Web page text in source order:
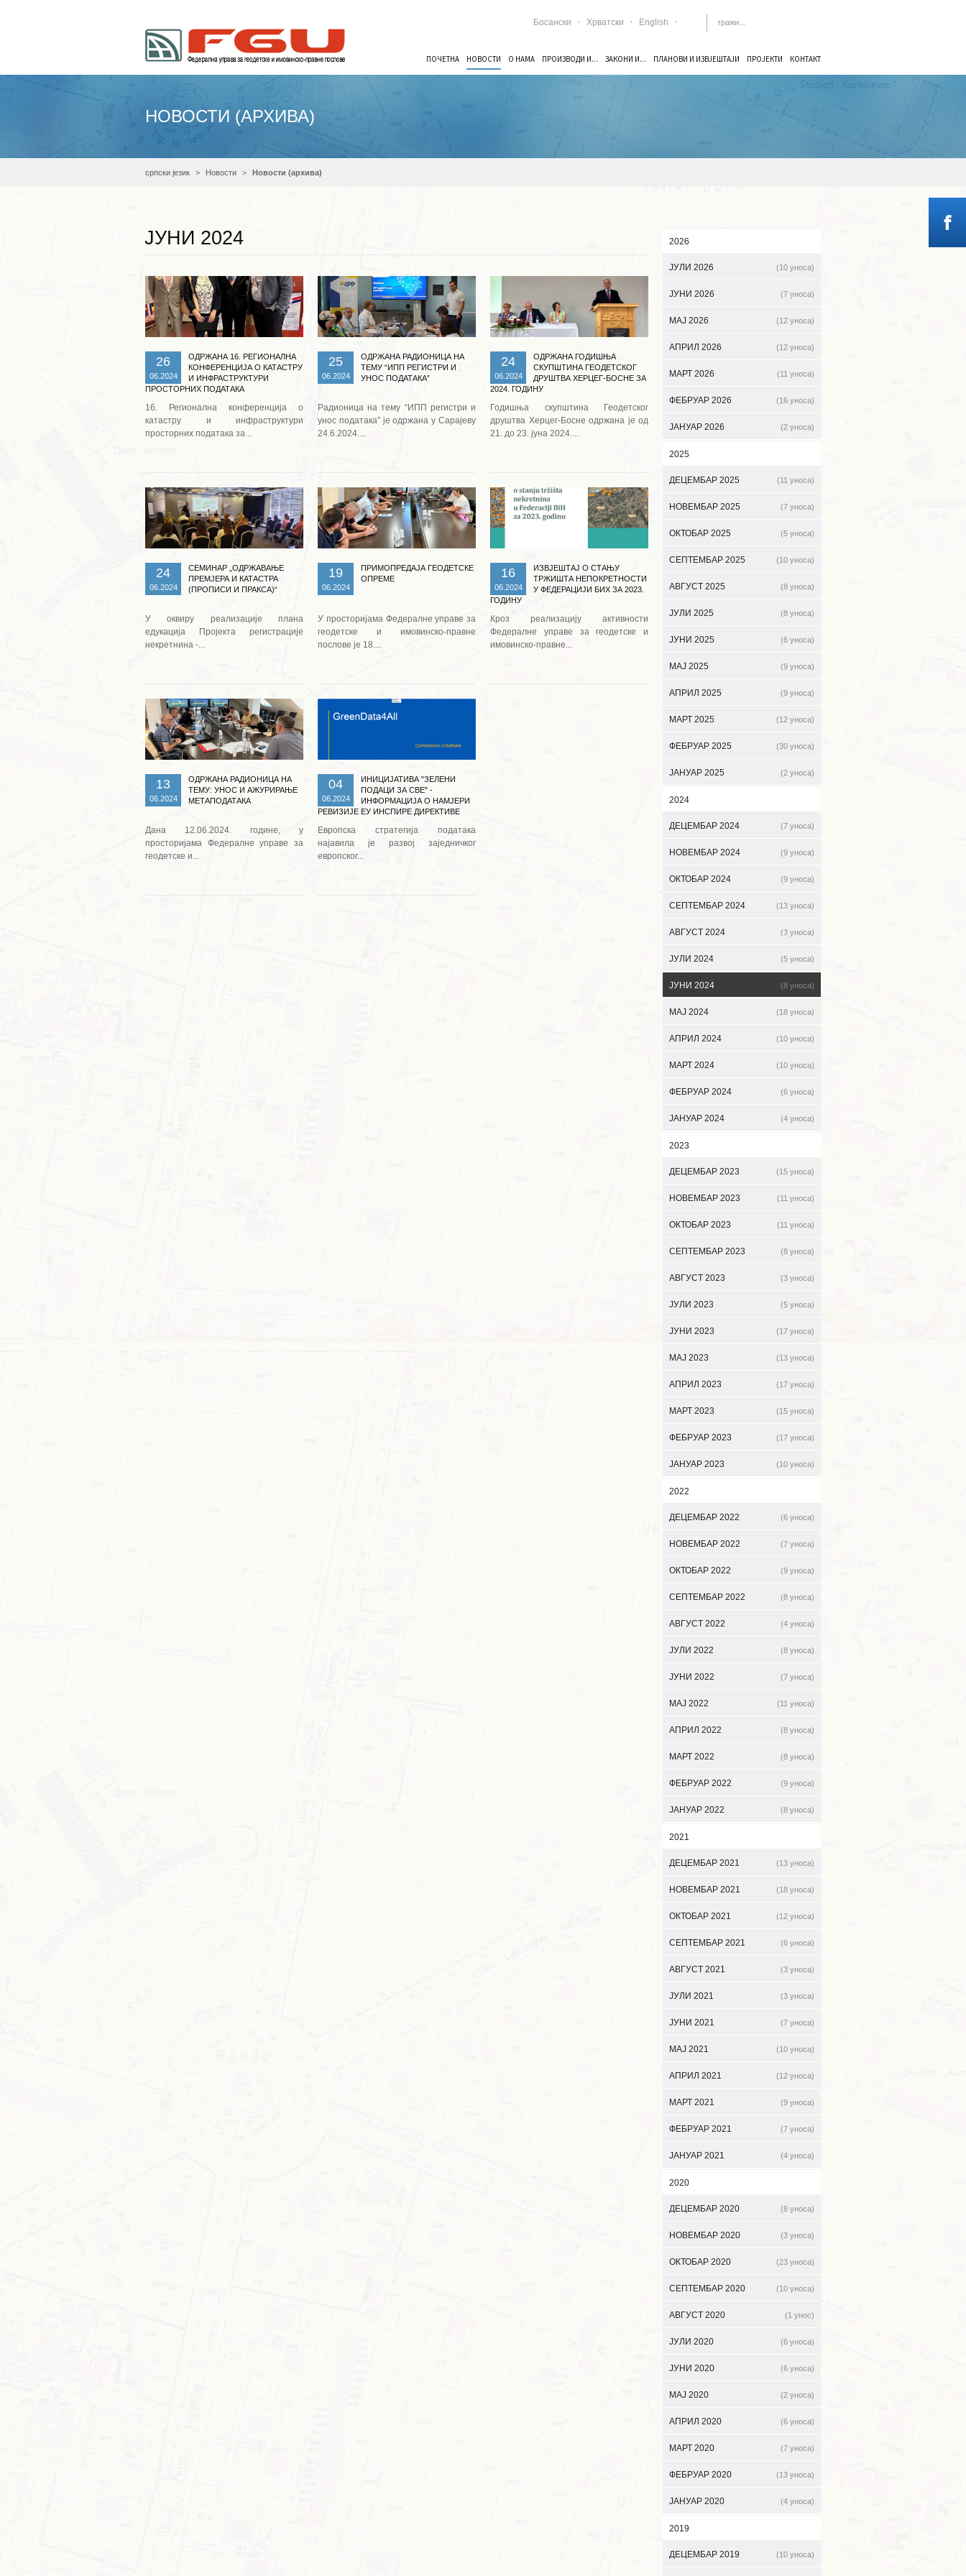
Босански Хрватски English
ПОЧЕТНА НОВОСТИ О НАМА ПРОИЗВОДИ И... ЗАКОНИ И... ПЛАНОВИ И ИЗВЈЕШТАЈИ ПРОЈЕКТИ КОНТАКТ
НОВОСТИ (АРХИВА)
српски језик Новости Новости (архива)
ЈУНИ 2024
26
06.2024
ОДРЖАНА 16. РЕГИОНАЛНА
КОНФЕРЕНЦИЈА О КАТАСТРУ
И ИНФРАСТРУКТУРИ
ПРОСТОРНИХ ПОДАТАКА
16. Регионална конференција о
катастру и инфраструктури
просторних података за...
Опширније ...
25
06.2024
ОДРЖАНА РАДИОНИЦА НА
ТЕМУ “ИПП РЕГИСТРИ И
УНОС ПОДАТАКА”
Радионица на тему “ИПП регистри и
унос података” је одржана у Сарајеву
24.6.2024....
Опширније ...
24
06.2024
ОДРЖАНА ГОДИШЊА
СКУПШТИНА ГЕОДЕТСКОГ
ДРУШТВА ХЕРЦЕГ-БОСНЕ ЗА
2024. ГОДИНУ
Годишња скупштина Геодетског
друштва Херцег-Босне одржана је од
21. до 23. јуна 2024....
24
06.2024
СЕМИНАР „ОДРЖАВАЊЕ
ПРЕМЈЕРА И КАТАСТРА
(ПРОПИСИ И ПРАКСА)“
У оквиру реализације плана
едукација Пројекта регистрације
некретнина -...
19
06.2024
ПРИМОПРЕДАЈА ГЕОДЕТСКЕ
ОПРЕМЕ
У просторијама Федералне управе за
геодетске и имовинско-правне
послове је 18....
16
06.2024
ИЗВЈЕШТАЈ О СТАЊУ
ТРЖИШТА НЕПОКРЕТНОСТИ
У ФЕДЕРАЦИЈИ БИХ ЗА 2023.
ГОДИНУ
Кроз реализацију активности
Федералне управе за геодетске и
имовинско-правне...
13
06.2024
ОДРЖАНА РАДИОНИЦА НА
ТЕМУ: УНОС И АЖУРИРАЊЕ
МЕТАПОДАТАКА
Дана 12.06.2024. године, у
просторијама Федералне управе за
геодетске и...
04
06.2024
ИНИЦИЈАТИВА "ЗЕЛЕНИ
ПОДАЦИ ЗА СВЕ" -
ИНФОРМАЦИЈА О НАМЈЕРИ
РЕВИЗИЈЕ ЕУ ИНСПИРЕ ДИРЕКТИВЕ
Европска стратегија података
најавила је развој заједничког
европског...
2026
ЈУЛИ 2026 (10 уноса)
ЈУНИ 2026 (7 уноса)
МАЈ 2026 (12 уноса)
АПРИЛ 2026 (12 уноса)
МАРТ 2026 (11 уноса)
ФЕБРУАР 2026 (16 уноса)
ЈАНУАР 2026 (2 уноса)
2025
ДЕЦЕМБАР 2025 (11 уноса)
НОВЕМБАР 2025 (7 уноса)
ОКТОБАР 2025 (5 уноса)
СЕПТЕМБАР 2025 (10 уноса)
АВГУСТ 2025 (8 уноса)
ЈУЛИ 2025 (8 уноса)
ЈУНИ 2025 (6 уноса)
МАЈ 2025 (9 уноса)
АПРИЛ 2025 (9 уноса)
МАРТ 2025 (12 уноса)
ФЕБРУАР 2025 (30 уноса)
ЈАНУАР 2025 (2 уноса)
2024
ДЕЦЕМБАР 2024 (7 уноса)
НОВЕМБАР 2024 (9 уноса)
ОКТОБАР 2024 (9 уноса)
СЕПТЕМБАР 2024 (13 уноса)
АВГУСТ 2024 (3 уноса)
ЈУЛИ 2024 (5 уноса)
ЈУНИ 2024 (8 уноса)
МАЈ 2024 (18 уноса)
АПРИЛ 2024 (10 уноса)
МАРТ 2024 (10 уноса)
ФЕБРУАР 2024 (6 уноса)
ЈАНУАР 2024 (4 уноса)
2023
ДЕЦЕМБАР 2023 (15 уноса)
НОВЕМБАР 2023 (11 уноса)
ОКТОБАР 2023 (11 уноса)
СЕПТЕМБАР 2023 (8 уноса)
АВГУСТ 2023 (3 уноса)
ЈУЛИ 2023 (5 уноса)
ЈУНИ 2023 (17 уноса)
МАЈ 2023 (13 уноса)
АПРИЛ 2023 (17 уноса)
МАРТ 2023 (15 уноса)
ФЕБРУАР 2023 (17 уноса)
ЈАНУАР 2023 (10 уноса)
2022
ДЕЦЕМБАР 2022 (6 уноса)
НОВЕМБАР 2022 (7 уноса)
ОКТОБАР 2022 (9 уноса)
СЕПТЕМБАР 2022 (8 уноса)
АВГУСТ 2022 (4 уноса)
ЈУЛИ 2022 (8 уноса)
ЈУНИ 2022 (7 уноса)
МАЈ 2022 (11 уноса)
АПРИЛ 2022 (8 уноса)
МАРТ 2022 (8 уноса)
ФЕБРУАР 2022 (9 уноса)
ЈАНУАР 2022 (8 уноса)
2021
ДЕЦЕМБАР 2021 (13 уноса)
НОВЕМБАР 2021 (18 уноса)
ОКТОБАР 2021 (12 уноса)
СЕПТЕМБАР 2021 (6 уноса)
АВГУСТ 2021 (3 уноса)
ЈУЛИ 2021 (3 уноса)
ЈУНИ 2021 (7 уноса)
МАЈ 2021 (10 уноса)
АПРИЛ 2021 (12 уноса)
МАРТ 2021 (9 уноса)
ФЕБРУАР 2021 (7 уноса)
ЈАНУАР 2021 (4 уноса)
2020
ДЕЦЕМБАР 2020 (8 уноса)
НОВЕМБАР 2020 (3 уноса)
ОКТОБАР 2020 (23 уноса)
СЕПТЕМБАР 2020 (10 уноса)
АВГУСТ 2020 (1 унос)
ЈУЛИ 2020 (6 уноса)
ЈУНИ 2020 (6 уноса)
МАЈ 2020 (2 уноса)
АПРИЛ 2020 (6 уноса)
МАРТ 2020 (7 уноса)
ФЕБРУАР 2020 (13 уноса)
ЈАНУАР 2020 (4 уноса)
2019
ДЕЦЕМБАР 2019 (10 уноса)